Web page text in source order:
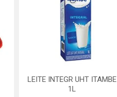
LEITE INTEGR UHT ITAMBE
1L